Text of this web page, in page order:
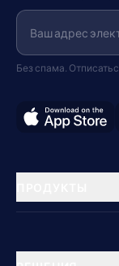
Без спама.
Управление